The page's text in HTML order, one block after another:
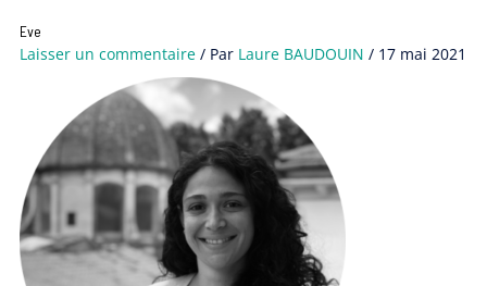
Eve
Laisser un commentaire / Par Laure BAUDOUIN/ 17 mai 2021